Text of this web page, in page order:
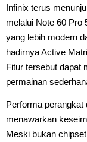
Infinix terus
melalui Note 60 Pro
yang lebih modern
hadirnya Active
Fitur tersebut dapat
permainan
Performa perangkat
menawarkan
Meski bukan